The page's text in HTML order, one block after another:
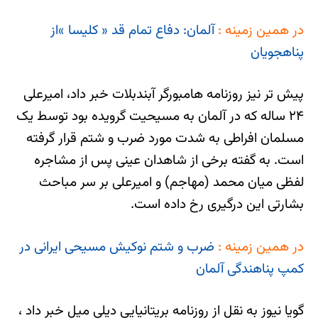
در همین زمینه : آلمان: دفاع تمام قد « کلیسا »از
پناهجویان
پیش تر نیز روزنامه هامبورگر آبندبلات خبر داد، امیرعلی
٢۴ ساله که در آلمان به مسیحیت گرویده بود توسط یک
مسلمان افراطی به شدت مورد ضرب و شتم قرار گرفته
است. به گفته برخی از شاهدان عینی پس از مشاجره
لفظی میان محمد (مهاجم) و امیرعلی بر سر مباحث
بشارتی این درگیری رخ داده است.
در همین زمینه : ضرب و شتم نوکیش مسیحی ایرانی در
کمپ پناهندگی آلمان
گویا نیوز به نقل از روزنامه بریتانیایی دیلی میل خبر داد ،